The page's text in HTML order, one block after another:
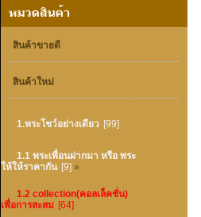
สินค้าขายดี
สินค้าใหม่
1.พระโชว์อย่างเดียว [99]
1.1 พระเพื่อนฝากมา หรือ พระ
ให้ให้ราคากัน [9] »
1.2 collection(คอลเล็คชั่น)
เพื่อการสะสม [64]